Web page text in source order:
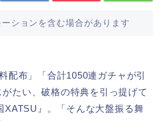
ションを含む場合があります
配布」「合計1050連ガチャが引
たい、破格の特典を引っ提げて
XATSU』。「そんな大盤振る舞